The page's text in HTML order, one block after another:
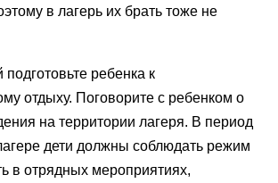
в лагерь их брать тоже не
ребенка к
отдыху. Поговорите с ребенком о
на территории лагеря. В период
дети должны соблюдать режим
в отрядных мероприятиях,